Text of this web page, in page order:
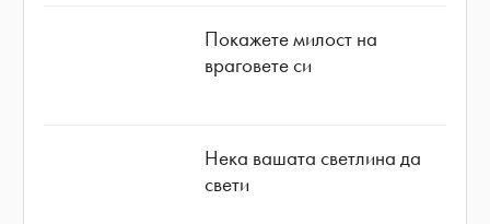
Покажете милост на
враговете си
Нека вашата светлина да
свети